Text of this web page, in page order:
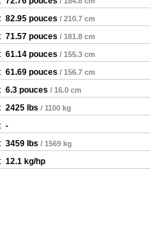
82.95 pouces / 210.7 cm
71.57 pouces / 181.8 cm
61.14 pouces / 155.3 cm
61.69 pouces / 156.7 cm
6.3 pouces / 16.0 cm
2425 lbs / 1100 kg
-
3459 lbs / 1569 kg
12.1 kg/hp